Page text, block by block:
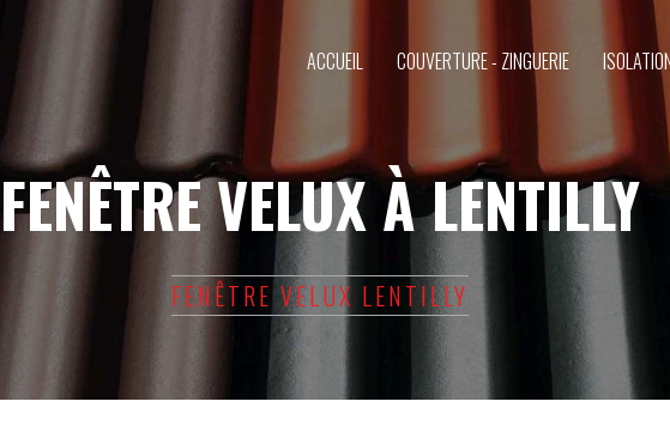
ACCUEIL COUVERTURE - ZINGUERIE
FENÊTRE VELUX À LENTILLY
FENÊTRE VELUX LENTILLY